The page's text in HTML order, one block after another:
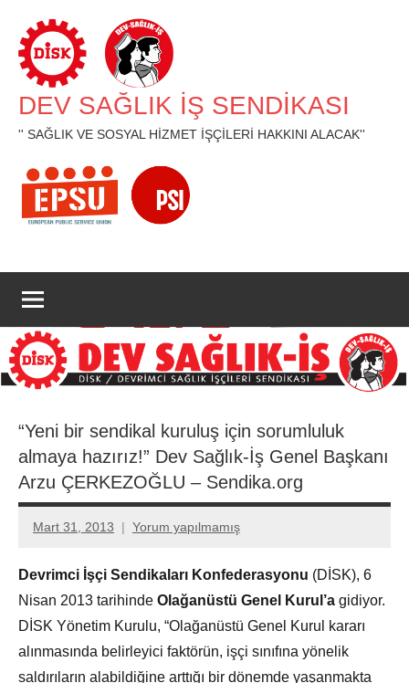
geç
DEV SAĞLIK İŞ SENDİKASI
'' SAĞLIK VE SOSYAL HİZMET İŞÇİLERİ HAKKINI ALACAK''
“Yeni bir sendikal kuruluş için sorumluluk
almaya hazırız!” Dev Sağlık-İş Genel Başkanı
Arzu ÇERKEZOĞLU – Sendika.org
Mart 31, 2013
Aksu
Yorum yapılmamış
Devrimci İşçi Sendikaları Konfederasyonu (DİSK), 6
Nisan 2013 tarihinde Olağanüstü Genel Kurul’a gidiyor.
DİSK Yönetim Kurulu, “Olağanüstü Genel Kurul kararı
alınmasında belirleyici faktörün, işçi sınıfına yönelik
saldırıların alabildiğine arttığı bir dönemde yaşanmakta